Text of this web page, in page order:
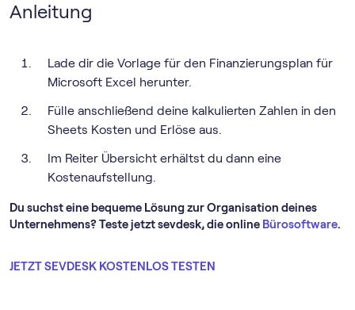
Anleitung
Lade dir die Vorlage für den Finanzierungsplan für
Microsoft Excel herunter.
Fülle anschließend deine kalkulierten Zahlen in den
Sheets Kosten und Erlöse aus.
Im Reiter Übersicht erhältst du dann eine
Kostenaufstellung.
Du suchst eine bequeme Lösung zur Organisation deines
Unternehmens? Teste jetzt sevdesk, die online Bürosoftware.
JETZT SEVDESK KOSTENLOS TESTEN